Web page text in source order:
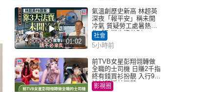
01:02
氣溫創歷史新高 林超英
深夜「報平安」稱未開
冷氣 質疑勞工處暑熱警
告「取消也沒分別」
社會
5小時前
前TVB女星彭翔翎轉做
全職的士司機 日賺2千指
終有錢買衫扮靚 入行9年
被封翻版林夏薇
影視圈